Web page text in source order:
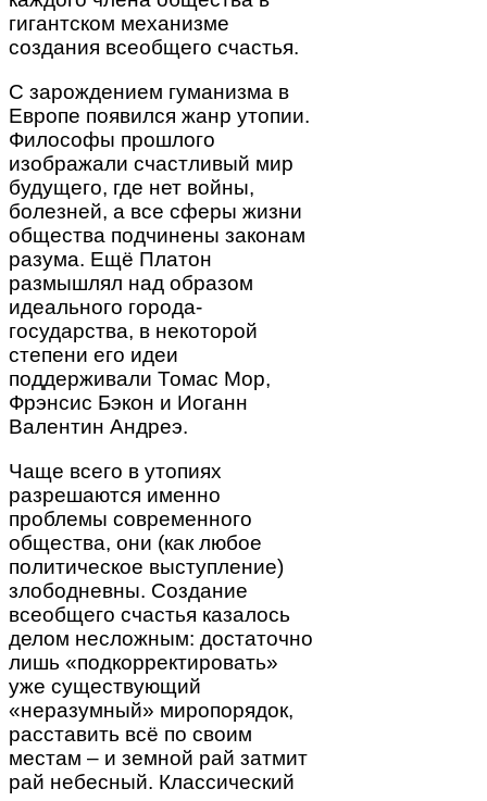
гигантском механизме
создания всеобщего счастья.
С зарождением гуманизма в
Европе появился жанр утопии.
Философы прошлого
изображали счастливый мир
будущего, где нет войны,
болезней, а все сферы жизни
общества подчинены законам
разума. Ещё Платон
размышлял над образом
идеального города-
государства, в некоторой
степени его идеи
поддерживали Томас Мор,
Фрэнсис Бэкон и Иоганн
Валентин Андреэ.
Чаще всего в утопиях
разрешаются именно
проблемы современного
общества, они (как любое
политическое выступление)
злободневны. Создание
всеобщего счастья казалось
делом несложным: достаточно
лишь «подкорректировать»
уже существующий
«неразумный» миропорядок,
расставить всё по своим
местам – и земной рай затмит
рай небесный. Классический